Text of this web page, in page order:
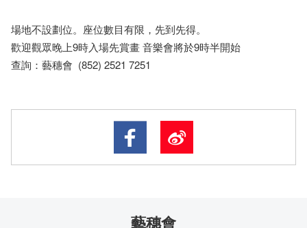
場地不設劃位。​​座​位​數目​有​限​，先到先得。
歡迎觀眾晚上9時入場先賞畫 音樂會將於9時半開始
查詢：藝穗會 (852) 2521 7251
藝穗會